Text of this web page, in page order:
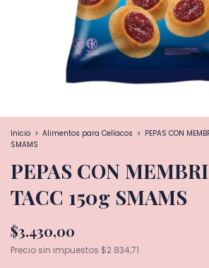
Inicio > Alimentos para Celíacos > PEPAS CON
SMAMS
PEPAS CON
TACC 150g SMAMS
$3.430,00
Precio sin impuestos $2.834,71